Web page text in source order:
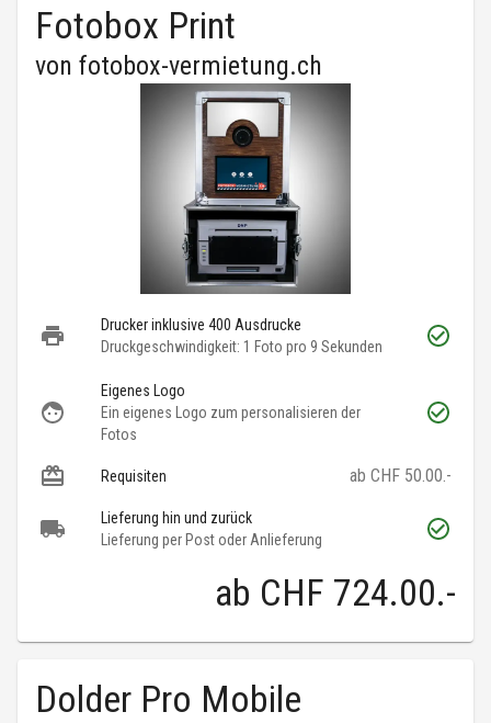
Fotobox Print
von fotobox-vermietung.ch
Drucker inklusive 400 Ausdrucke
Druckgeschwindigkeit: 1 Foto pro 9 Sekunden
Eigenes Logo
Ein eigenes Logo zum personalisieren der
Fotos
Requisiten ab CHF 50.00.-
Lieferung hin und zurück
Lieferung per Post oder Anlieferung
ab CHF 724.00.-
Dolder Pro Mobile